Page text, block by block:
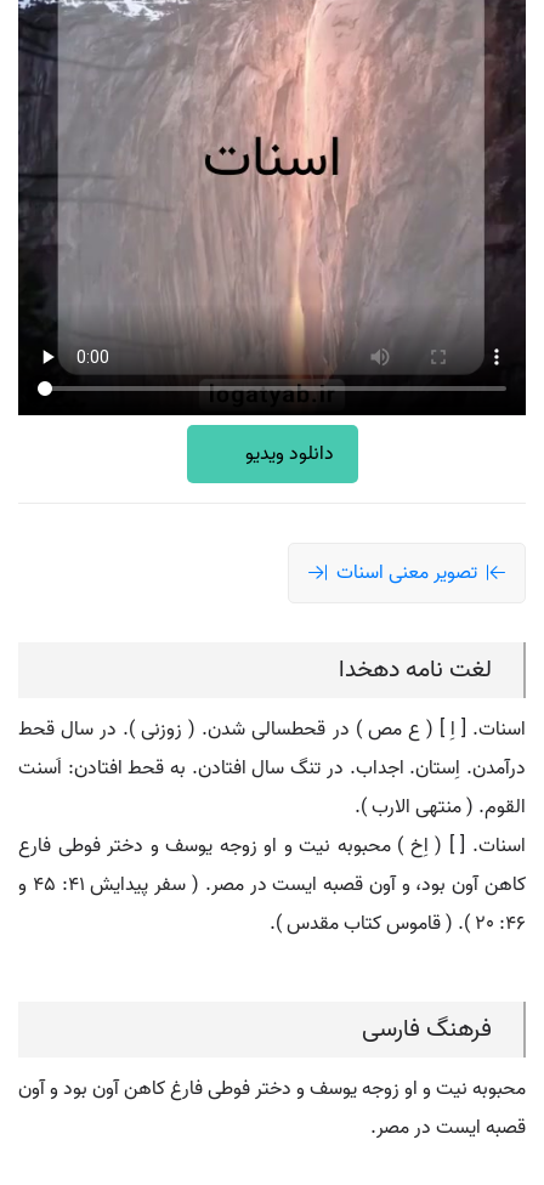
دانلود ویدیو
تصویر معنی اسنات
لغت نامه دهخدا
اسنات. [ اِ ] ( ع مص ) در قحطسالی شدن. ( زوزنی ). در سال قحط
درآمدن. اِستان. اجداب. در تنگ سال افتادن. به قحط افتادن: اَسنت
القوم. ( منتهی الارب ).
اسنات. [ ] ( اِخ ) محبوبه نیت و او زوجه یوسف و دختر فوطی فارع
کاهن آون بود، و آون قصبه ایست در مصر. ( سفر پیدایش 41: 45 و
46: 20 ). ( قاموس کتاب مقدس ).
فرهنگ فارسی
محبوبه نیت و او زوجه یوسف و دختر فوطی فارغ کاهن آون بود و آون
قصبه ایست در مصر.